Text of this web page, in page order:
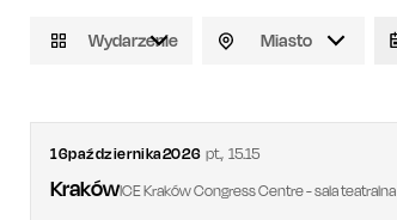
Wydarzenie Miasto
16października2026 pt.,15.15
KrakówICE Kraków Congress Centre - sala teatralna